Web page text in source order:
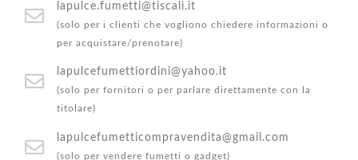
lapulce.fumetti@tiscali.it
(solo per i clienti che vogliono chiedere informazioni o
per acquistare/prenotare)
lapulcefumettiordini@yahoo.it
(solo per fornitori o per parlare direttamente con la
titolare)
lapulcefumetticompravendita@gmail.com
(solo per vendere fumetti o gadget)